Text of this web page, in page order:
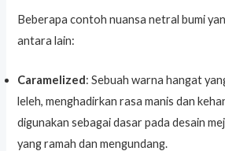
Beberapa contoh nuansa netral bumi
antara lain:
Caramelized: Sebuah warna hangat
leleh, menghadirkan rasa manis dan
digunakan sebagai dasar pada desain
yang ramah dan mengundang.